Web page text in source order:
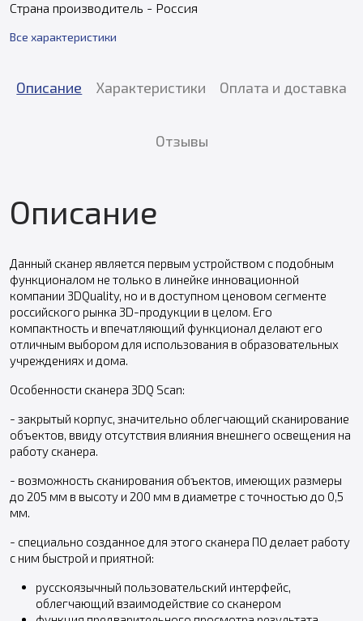
Страна производитель - Россия
Все характеристики
Описание Характеристики Оплата и доставка
Отзывы
Описание
Данный сканер является первым устройством с подобным
функционалом не только в линейке инновационной
компании 3DQuality, но и в доступном ценовом сегменте
российского рынка 3D-продукции в целом. Его
компактность и впечатляющий функционал делают его
отличным выбором для использования в образовательных
учреждениях и дома.
Особенности сканера 3DQ Scan:
- закрытый корпус, значительно облегчающий сканирование
объектов, ввиду отсутствия влияния внешнего освещения на
работу сканера.
- возможность сканирования объектов, имеющих размеры
до 205 мм в высоту и 200 мм в диаметре с точностью до 0,5
мм.
- специально созданное для этого сканера ПО делает работу
с ним быстрой и приятной:
русскоязычный пользовательский интерфейс,
облегчающий взаимодействие со сканером